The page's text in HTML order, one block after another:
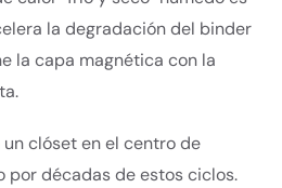
la degradación del binder
la capa magnética con la
clóset en el centro de
por décadas de estos ciclos.